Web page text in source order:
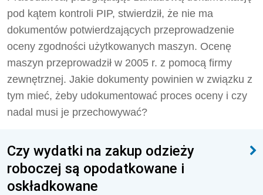
pod kątem kontroli PIP, stwierdził, że nie ma
dokumentów potwierdzających przeprowadzenie
oceny zgodności użytkowanych maszyn. Ocenę
maszyn przeprowadził w 2005 r. z pomocą firmy
zewnętrznej. Jakie dokumenty powinien w związku z
tym mieć, żeby udokumentować proces oceny i czy
nadal musi je przechowywać?
Czy wydatki na zakup odzieży
roboczej są opodatkowane i
oskładkowane